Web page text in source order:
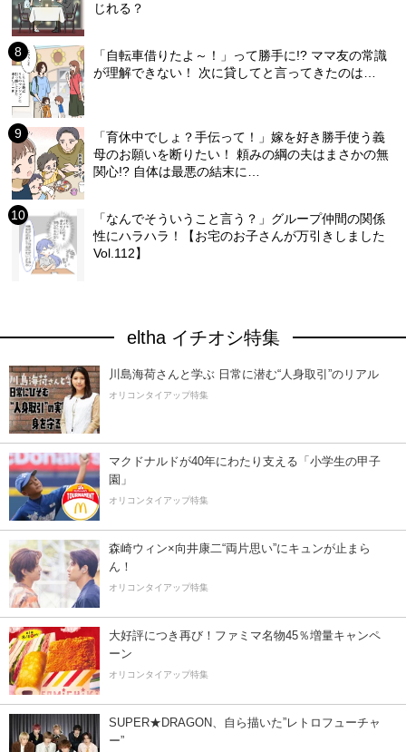
じれる？
「自転車借りたよ～！」って勝手に!? ママ友の常識
が理解できない！ 次に貸してと言ってきたのは…
「育休中でしょ？手伝って！」嫁を好き勝手使う義
母のお願いを断りたい！ 頼みの綱の夫はまさかの無
関心!? 自体は最悪の結末に…
「なんでそういうこと言う？」グループ仲間の関係
性にハラハラ！【お宅のお子さんが万引きしました
Vol.112】
eltha イチオシ特集
川島海荷さんと学ぶ 日常に潜む“人身取引”のリアル
オリコンタイアップ特集
マクドナルドが40年にわたり支える「小学生の甲子
園」
オリコンタイアップ特集
森崎ウィン×向井康二“両片思い”にキュンが止まら
ん！
オリコンタイアップ特集
大好評につき再び！ファミマ名物45％増量キャンペ
ーン
オリコンタイアップ特集
SUPER★DRAGON、自ら描いた”レトロフューチャ
ー”